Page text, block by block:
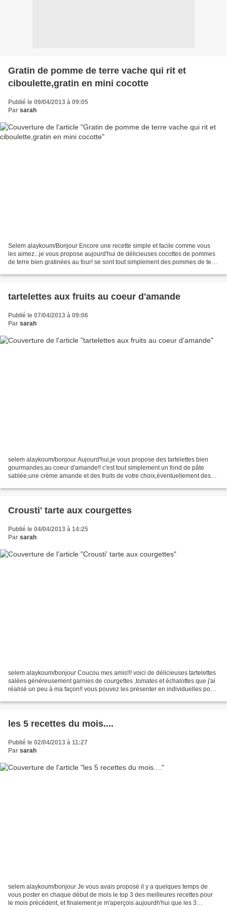
Gratin de pomme de terre vache qui rit et
ciboulette,gratin en mini cocotte
Publié le 09/04/2013 à 09:05
Par sarah
Selem alaykoum/Bonjour Encore une recette simple et facile comme vous
les aimez...je vous propose aujourd'hui de délicieuses cocottes de pommes
de terre bien gratinées au four! se sont tout simplement des pommes de terre
tartelettes aux fruits au coeur d'amande
Publié le 07/04/2013 à 09:06
Par sarah
selem alaykoum/bonjour Aujourd'hui,je vous propose des tartelettes bien
gourmandes,au coeur d'amande!! c'est tout simplement un fond de pâte
sablée,une crème amande et des fruits de votre choix,éventuellement des
Crousti' tarte aux courgettes
Publié le 04/04/2013 à 14:25
Par sarah
selem alaykoum/bonjour Coucou mes amis!!! voici de délicieuses tartelettes
salées généreusement garnies de courgettes ,tomates et échalottes que j'ai
réalisé un peu à ma façon!! vous pouvez les présenter en individuelles pour
les 5 recettes du mois....
Publié le 02/04/2013 à 11:27
Par sarah
selem alaykoum/bonjour Je vous avais proposé il y a quelques temps de
vous poster en chaque début de mois le top 3 des meilleures recettes pour
le mois précédent, et finalement je m'aperçois aujourdh'hui que les 3